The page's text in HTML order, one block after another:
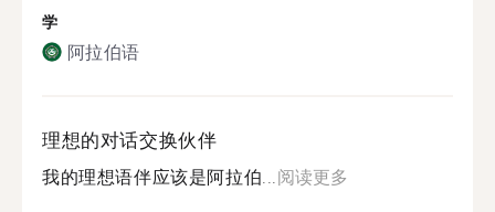
学
阿拉伯语
理想的对话交换伙伴
我的理想语伴应该是阿拉伯... 阅读更多